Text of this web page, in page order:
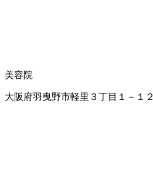
美容院
大阪府羽曳野市軽里３丁目１－１２